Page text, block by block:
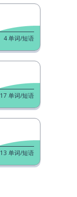
4单词/短语
17 单词/短语
13 单词/短语